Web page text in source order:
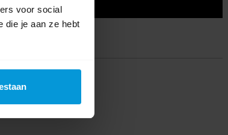
voor social
die je aan ze hebt
een beoordeling